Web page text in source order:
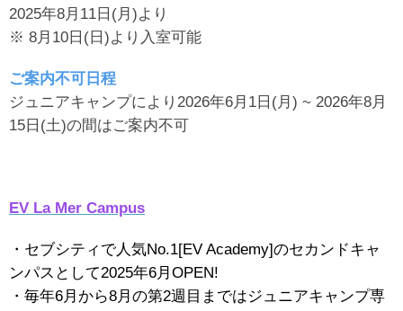
2025年8月11日(月)より
※ 8月10日(日)より入室可能
ご案内不可日程
ジュニアキャンプにより2026年6月1日(月) ~ 2026年8月
15日(土)の間はご案内不可
EV La Mer Campus
・セブシティで人気No.1[EV Academy]のセカンドキャ
ンパスとして2025年6月OPEN!
・毎年6月から8月の第2週目まではジュニアキャンプ専